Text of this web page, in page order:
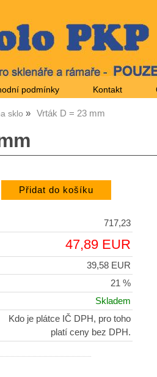
podmínky Kontakt
sklo Vrták D = 23 mm
717,23
47,89 EUR
39,58 EUR
21 %
Skladem
Kdo je plátce IČ DPH, pro toho
platí ceny bez DPH.